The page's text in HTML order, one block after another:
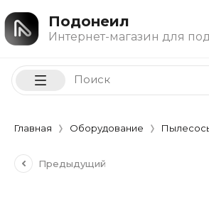
Подонеил
Интернет-магазин для
Главная Оборудование
Предыдущий